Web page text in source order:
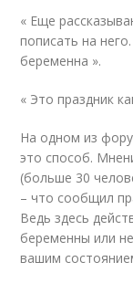
« Еще
пописать на
беременна ».
« Это праздник
На одном из
это способ.
(больше 30
– что сообщил
Ведь здесь
беременны или
вашим